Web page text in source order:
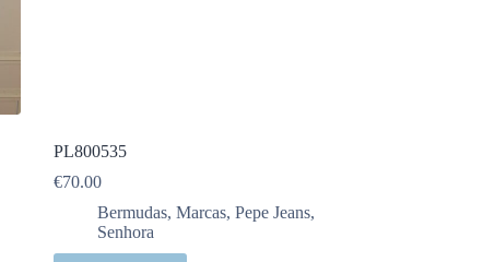
PL800535
€70.00
Bermudas, Marcas, Pepe Jeans,
Senhora